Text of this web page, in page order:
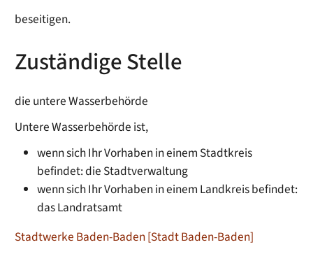
beseitigen.
Zuständige Stelle
die untere Wasserbehörde
Untere Wasserbehörde ist,
wenn sich Ihr Vorhaben in einem Stadtkreis
befindet: die Stadtverwaltung
wenn sich Ihr Vorhaben in einem Landkreis befindet:
das Landratsamt
Stadtwerke Baden-Baden [Stadt Baden-Baden]